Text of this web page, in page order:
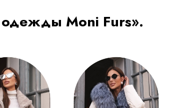
одежды Moni Furs».